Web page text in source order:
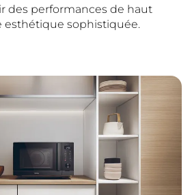
des performances de haut
esthétique sophistiquée.